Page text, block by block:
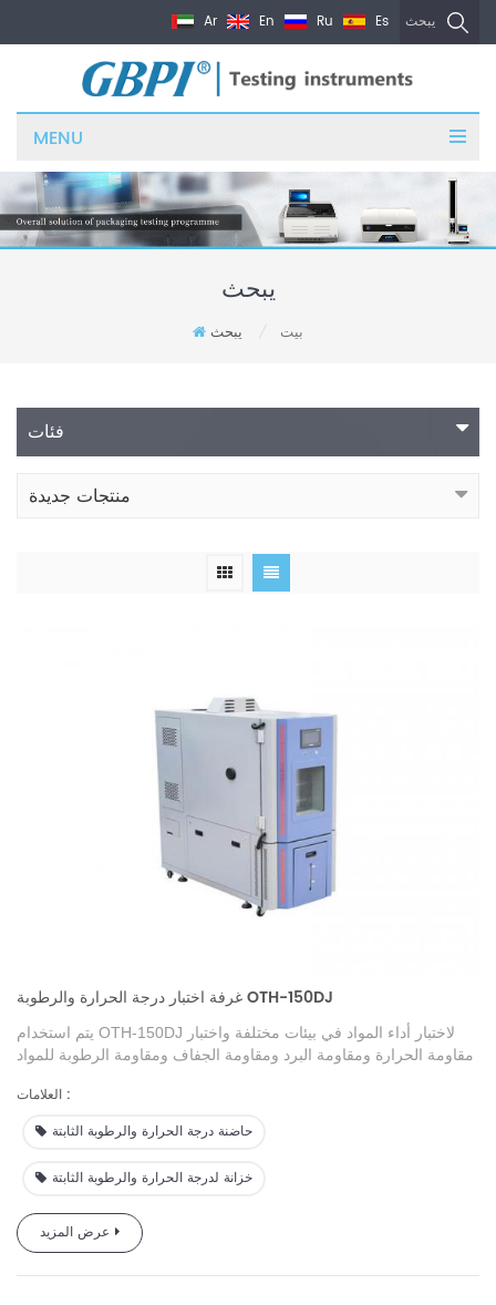
يبحث Ar En Ru Es
MENU
يبحث
بيت يبحث
فئات
منتجات جديدة
غرفة اختبار درجة الحرارة والرطوبة OTH-150DJ
يتم استخدام OTH-150DJ لاختبار أداء المواد في بيئات مختلفة واختبار
مقاومة الحرارة ومقاومة البرد ومقاومة الجفاف ومقاومة الرطوبة للمواد
الكهربائية والهواتف المحمولة والاتصالات والأدوات والمركبات والمنتجات
البلاستيكية والمعادن والمواد الغذائية والمواد الكيميائية ومواد البناء
العلامات :
حاضنة درجة الحرارة والرطوبة الثابتة
خزانة لدرجة الحرارة والرطوبة الثابتة
عرض المزيد